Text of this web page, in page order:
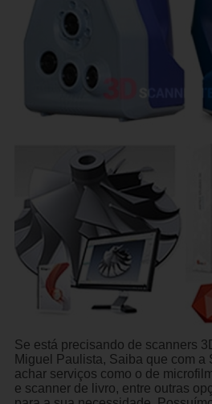
Se está precisando de scanners
Miguel Paulista, Saiba que com a
achar serviços como o de
e scanner de livro, entre outras